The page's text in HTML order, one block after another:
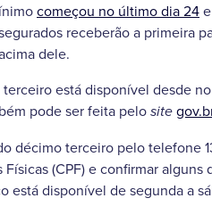
começou no último dia 24
receberão a primeira
dele.
está disponível desde
pode ser feita pelo site
décimo terceiro pelo telefone
(CPF) e confirmar alguns
disponível de segunda a